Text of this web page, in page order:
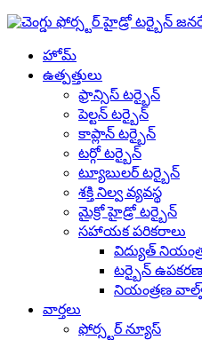
హోమ్
ఉత్పత్తులు
ఫ్రాన్సిస్ టర్బైన్
పెల్టన్ టర్బైన్
కాప్లాన్ టర్బైన్
టర్గో టర్బైన్
ట్యూబులర్ టర్బైన్
శక్తి నిల్వ వ్యవస్థ
మైక్రో హైడ్రో టర్బైన్
సహాయక పరికరాలు
విద్యుత్
టర్బైన్
నియంత్రణ
వార్తలు
ఫోర్స్టర్ న్యూస్